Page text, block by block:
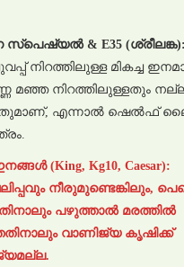
സ്പെഷ്യൽ & E35 (ശ്രീലങ്ക):
നിറത്തിലുള്ള മികച്ച
മഞ്ഞ നിറത്തിലുള്ളതും
എന്നാൽ ഷെൽഫ്
(King, Kg10, Caesar):
നീരുമുണ്ടെങ്കിലും,
പഴുത്താൽ മരത്തിൽ
വാണിജ്യ കൃഷിക്ക്